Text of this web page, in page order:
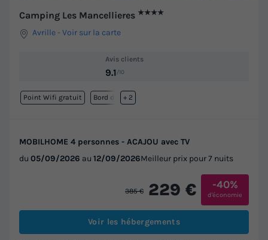
Camping Les Mancellieres ★★★★
Avrille -Voir sur la carte
Avis clients
9.1 /10
Point Wifi gratuit Bord de mer
+ 2
MOBILHOME 4 personnes - ACAJOU avec TV
du 05/09/2026 au 12/09/2026Meilleur prix pour 7 nuits
385 € 229 € -40%
d'économie
Voir les hébergements